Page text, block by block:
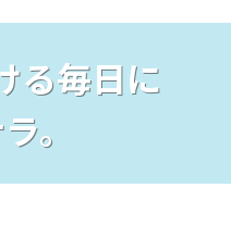
る毎日に
。